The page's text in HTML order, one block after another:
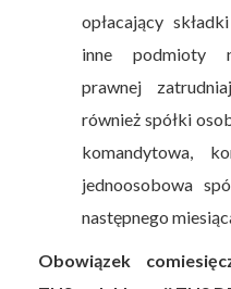
opłacający
inne podmioty
prawnej
również spółki
komandytowa,
jednoosobowa
następnego
Obowiązek